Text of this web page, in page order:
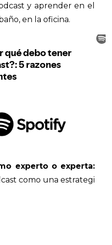
y aprender en el
en la oficina.
experto o experta:
como una estrategi